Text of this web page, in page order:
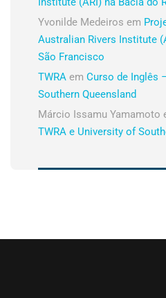
Yvonilde Medeiros em
Australian Rivers Institute
São Francisco
TWRA em Curso de Inglês
Southern Queensland
Márcio Issamu Yamamoto
TWRA e University of